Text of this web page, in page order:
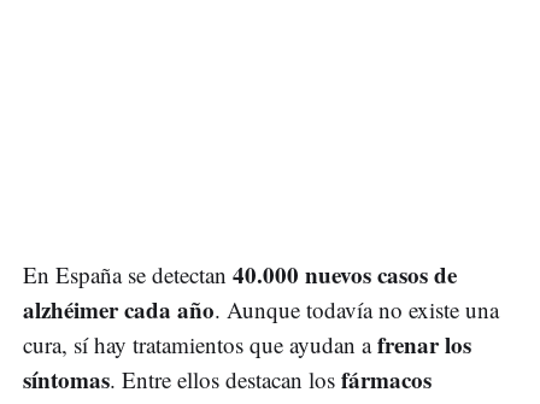
En España se detectan 40.000 nuevos casos de
alzhéimer cada año. Aunque todavía no existe una
cura, sí hay tratamientos que ayudan afrenar los
síntomas. Entre ellos destacan los fármacos